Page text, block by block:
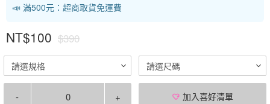
📣 滿500元：超商取貨免運費
NT$100 $390
請選規格 請選尺碼
- + 加入喜好清單